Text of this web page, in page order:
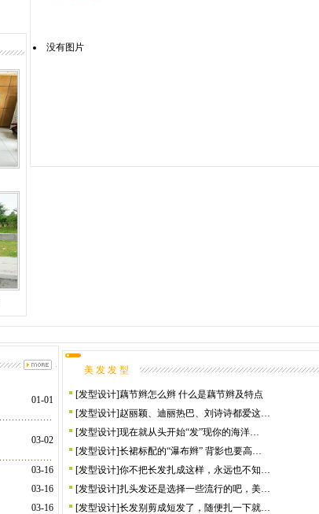
没有图片
01-01
03-02
03-16
03-16
03-16
美 发 发 型
[发型设计]藕节辫怎么辫 什么是藕节辫及特点
[发型设计]赵丽颖、迪丽热巴、刘诗诗都爱这…
[发型设计]现在就从头开始“发”现你的海洋…
[发型设计]长裙标配的“瀑布辫” 背影也要高…
[发型设计]你不把长发扎成这样，永远也不知…
[发型设计]扎头发还是选择一些流行的吧，美…
[发型设计]长发别剪成短发了，随便扎一下就…